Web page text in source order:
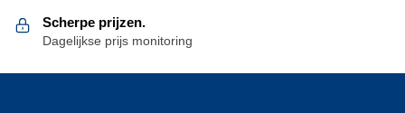
Scherpe prijzen.
Dagelijkse prijs monitoring